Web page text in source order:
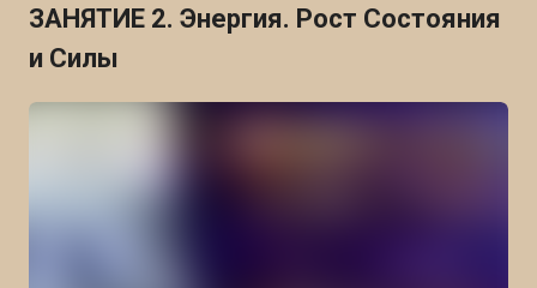
ЗАНЯТИЕ 2. Энергия. Рост Состояния
и Силы